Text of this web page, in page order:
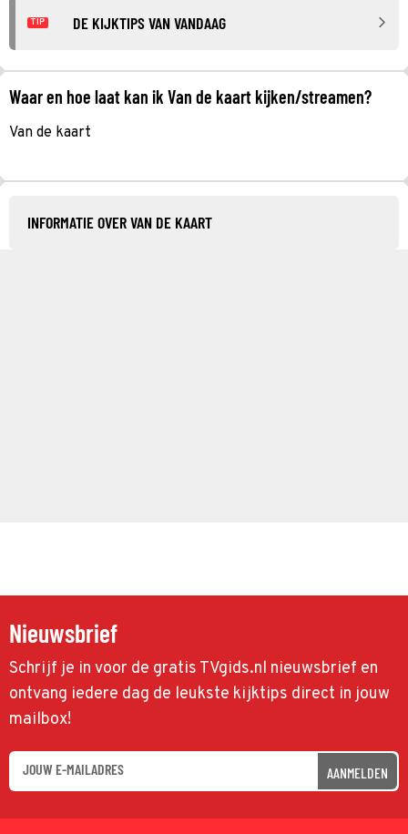
TIP DE KIJKTIPS VAN VANDAAG
Waar en hoe laat kan ik Van de kaart kijken/streamen?
Van de kaart
INFORMATIE OVER VAN DE KAART
Nieuwsbrief
Schrijf je in voor de gratis TVgids.nl nieuwsbrief en
ontvang iedere dag de leukste kijktips direct in jouw
mailbox!
AANMELDEN